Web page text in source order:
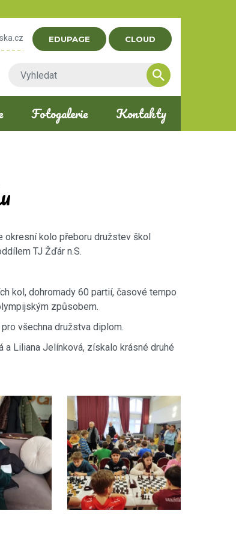
EDUPAGE CLOUD
Fotogalerie Kontakty
okresní kolo přeboru družstev škol
TJ Žďár n.S.
kol, dohromady 60 partií, časové tempo
způsobem.
všechna družstva diplom.
a Liliana Jelínková, získalo krásné druhé